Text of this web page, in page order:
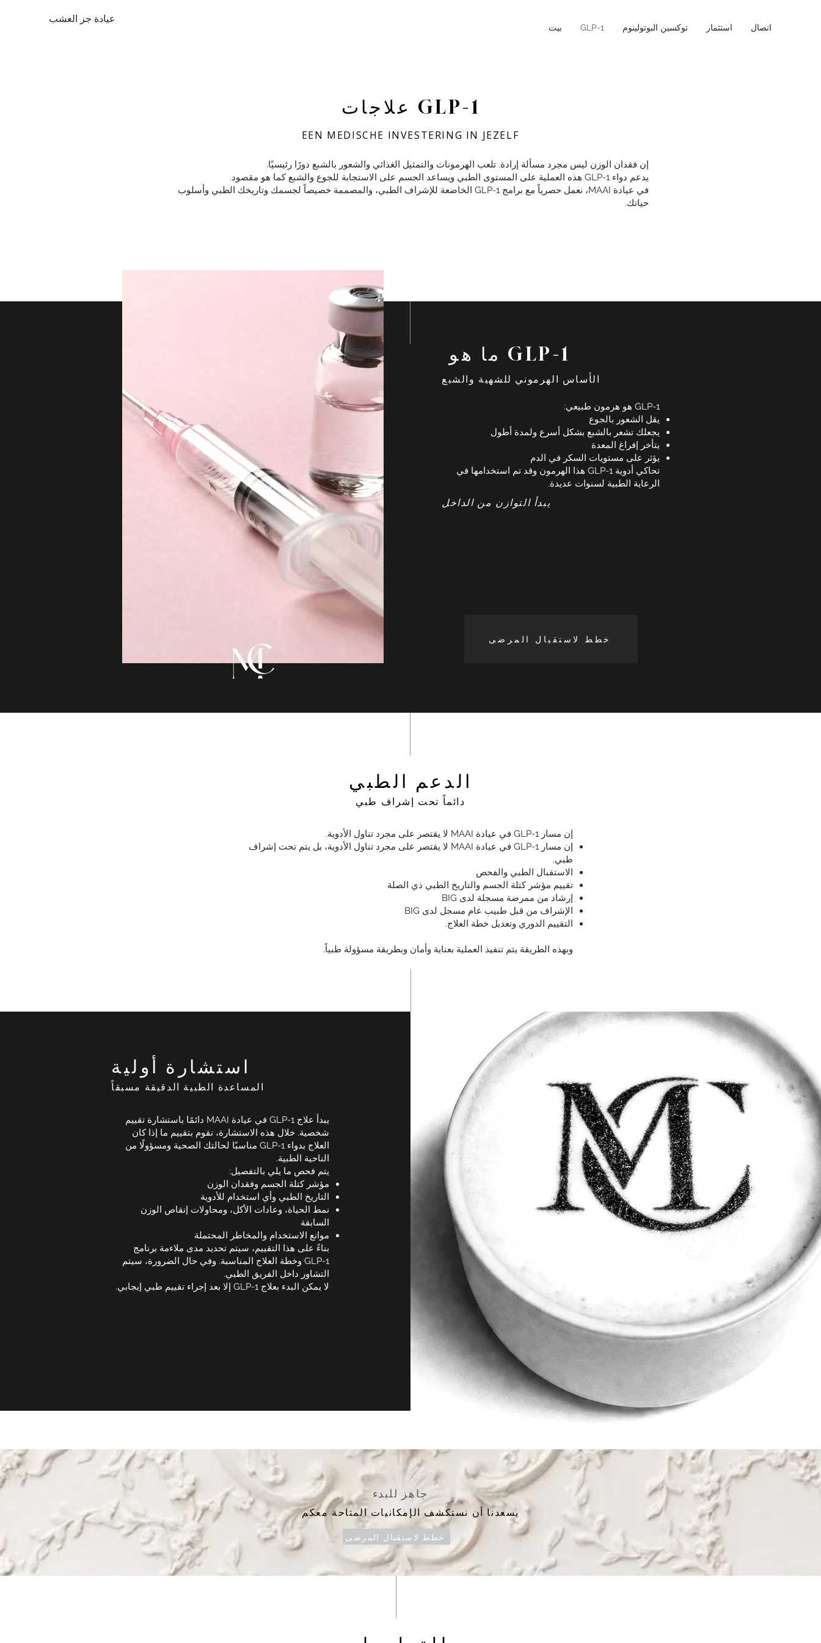
عيادة جز العشب
بيت GLP-1 توكسين البوتولينوم استثمار اتصال
علاجات GLP-1
EEN MEDISCHE INVESTERING IN JEZELF
إن فقدان الوزن ليس مجرد مسألة إرادة. تلعب الهرمونات والتمثيل الغذائي والشعور بالشبع دورًا رئيسيًا.
يدعم دواء GLP-1 هذه العملية على المستوى الطبي ويساعد الجسم على الاستجابة للجوع والشبع كما هو مقصود.
في عيادة MAAI، نعمل حصرياً مع برامج GLP-1 الخاضعة للإشراف الطبي، والمصممة خصيصاً لجسمك وتاريخك الطبي وأسلوب
حياتك.
ما هو GLP-1
الأساس الهرموني للشهية والشبع
GLP-1 هو هرمون طبيعي:
يقل الشعور بالجوع
يجعلك تشعر بالشبع بشكل أسرع ولمدة أطول
يتأخر إفراغ المعدة
يؤثر على مستويات السكر في الدم
تحاكي أدوية GLP-1 هذا الهرمون وقد تم استخدامها في
الرعاية الطبية لسنوات عديدة.
يبدأ التوازن من الداخل
خطط لاستقبال المرضى
الدعم الطبي
دائماً تحت إشراف طبي
إن مسار GLP-1 في عيادة MAAI لا يقتصر على مجرد تناول الأدوية.
إن مسار GLP-1 في عيادة MAAI لا يقتصر على مجرد تناول الأدوية، بل يتم تحت إشراف
طبي.
الاستقبال الطبي والفحص
تقييم مؤشر كتلة الجسم والتاريخ الطبي ذي الصلة
إرشاد من ممرضة مسجلة لدى BIG
الإشراف من قبل طبيب عام مسجل لدى BIG
التقييم الدوري وتعديل خطة العلاج.
وبهذه الطريقة يتم تنفيذ العملية بعناية وأمان وبطريقة مسؤولة طبياً.
استشارة أولية
يبدأ علاج GLP-1 في عيادة MAAI دائمًا باستشارة تقييم
شخصية. خلال هذه الاستشارة، نقوم بتقييم ما إذا كان
العلاج بدواء GLP-1 مناسبًا لحالتك الصحية ومسؤولًا من
الناحية الطبية.
يتم فحص ما يلي بالتفصيل:
مؤشر كتلة الجسم وفقدان الوزن
التاريخ الطبي وأي استخدام للأدوية
نمط الحياة، وعادات الأكل، ومحاولات إنقاص الوزن
السابقة
موانع الاستخدام والمخاطر المحتملة
بناءً على هذا التقييم، سيتم تحديد مدى ملاءمة برنامج
GLP-1 وخطة العلاج المناسبة. وفي حال الضرورة، سيتم
التشاور داخل الفريق الطبي.
لا يمكن البدء بعلاج GLP-1 إلا بعد إجراء تقييم طبي إيجابي.
المساعدة الطبية الدقيقة مسبقاً
جاهز للبدء
يسعدنا أن نستكشف الإمكانيات المتاحة معكم
خطط لاستقبال المرضى